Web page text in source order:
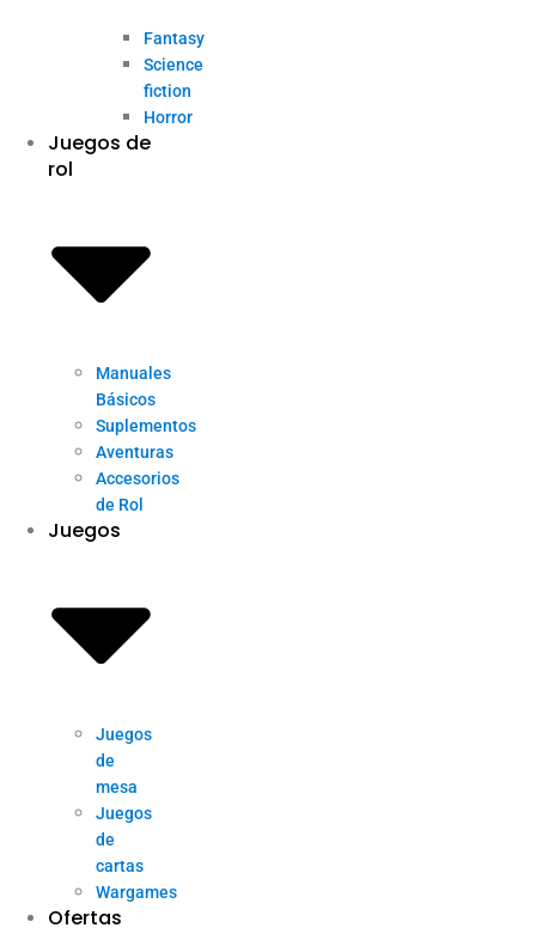
Fantasy
Science
fiction
Horror
Juegos de
rol
Manuales
Básicos
Suplementos
Aventuras
Accesorios
de Rol
Juegos
Juegos
de
mesa
Juegos
de
cartas
Wargames
Ofertas